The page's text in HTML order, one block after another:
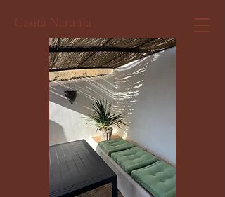
Casita Naranja